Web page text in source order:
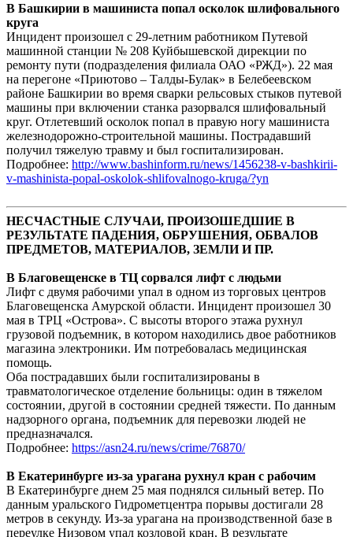
В Башкирии в машиниста попал осколок шлифовального
круга
Инцидент произошел с 29-летним работником Путевой
машинной станции № 208 Куйбышевской дирекции по
ремонту пути (подразделения филиала ОАО «РЖД»). 22 мая
на перегоне «Приютово – Талды-Булак» в Белебеевском
районе Башкирии во время сварки рельсовых стыков путевой
машины при включении станка разорвался шлифовальный
круг. Отлетевший осколок попал в правую ногу машиниста
железнодорожно-строительной машины. Пострадавший
получил тяжелую травму и был госпитализирован.
Подробнее: http://www.bashinform.ru/news/1456238-v-bashkirii-
v-mashinista-popal-oskolok-shlifovalnogo-kruga/?yn
НЕСЧАСТНЫЕ СЛУЧАИ, ПРОИЗОШЕДШИЕ В
РЕЗУЛЬТАТЕ ПАДЕНИЯ, ОБРУШЕНИЯ, ОБВАЛОВ
ПРЕДМЕТОВ, МАТЕРИАЛОВ, ЗЕМЛИ И ПР.
В Благовещенске в ТЦ сорвался лифт с людьми
Лифт с двумя рабочими упал в одном из торговых центров
Благовещенска Амурской области. Инцидент произошел 30
мая в ТРЦ «Острова». С высоты второго этажа рухнул
грузовой подъемник, в котором находились двое работников
магазина электроники. Им потребовалась медицинская
помощь.
Оба пострадавших были госпитализированы в
травматологическое отделение больницы: один в тяжелом
состоянии, другой в состоянии средней тяжести. По данным
надзорного органа, подъемник для перевозки людей не
предназначался.
Подробнее: https://asn24.ru/news/crime/76870/
В Екатеринбурге из-за урагана рухнул кран с рабочим
В Екатеринбурге днем 25 мая поднялся сильный ветер. По
данным уральского Гидрометцентра порывы достигали 28
метров в секунду. Из-за урагана на производственной базе в
переулке Низовом упал козловой кран. В результате